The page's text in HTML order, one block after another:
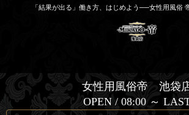
「結果が出る」働き方、はじめよう──女性用風俗
女性用風俗帝 池袋
OPEN / 08:00 ～